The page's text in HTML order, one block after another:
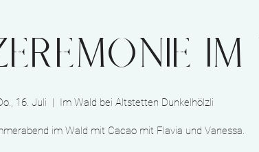
16. Juli
  |
Im Wald bei Altstetten Dunkelhölzli
im Wald mit Cacao mit Flavia und Vanessa.